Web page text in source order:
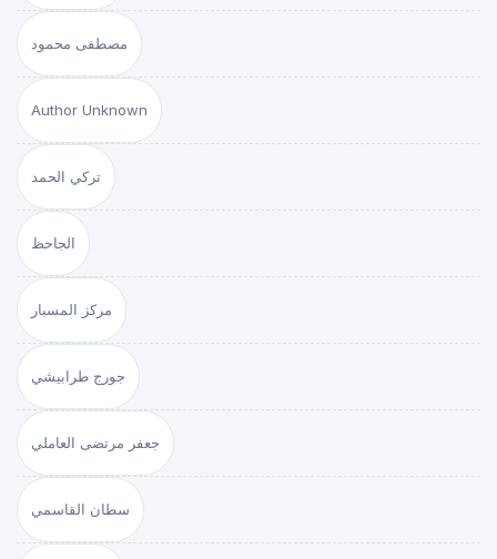
مصطفى محمود
Author Unknown
تركي الحمد
الجاحظ
مركز المسبار
جورج طرابيشي
جعفر مرتضى العاملي
سطان القاسمي